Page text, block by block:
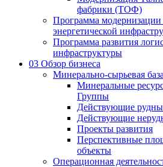
фабрики (ТОФ)
Программа модернизации
энергетической
Программа развития
инфраструктуры
03 Обзор бизнеса
Минерально-сырьевая база
Минеральные
Группы
Действующие
Действующие
Проекты развития
Перспективные
объекты
Операционная